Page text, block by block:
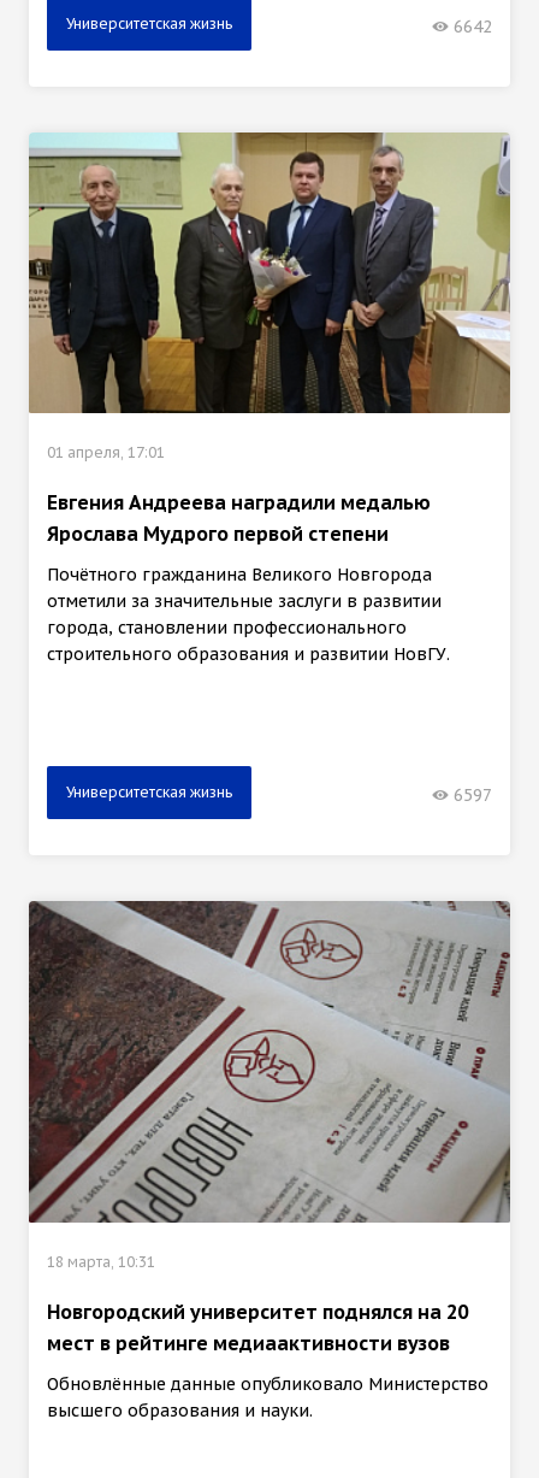
Университетская жизнь 6642
01 апреля, 17:01
Евгения Андреева наградили медалью
Ярослава Мудрого первой степени
Почётного гражданина Великого Новгорода
отметили за значительные заслуги в развитии
города, становлении профессионального
строительного образования и развитии НовГУ.
Университетская жизнь 6597
18 марта, 10:31
Новгородский университет поднялся на 20
мест в рейтинге медиаактивности вузов
Обновлённые данные опубликовало Министерство
высшего образования и науки.